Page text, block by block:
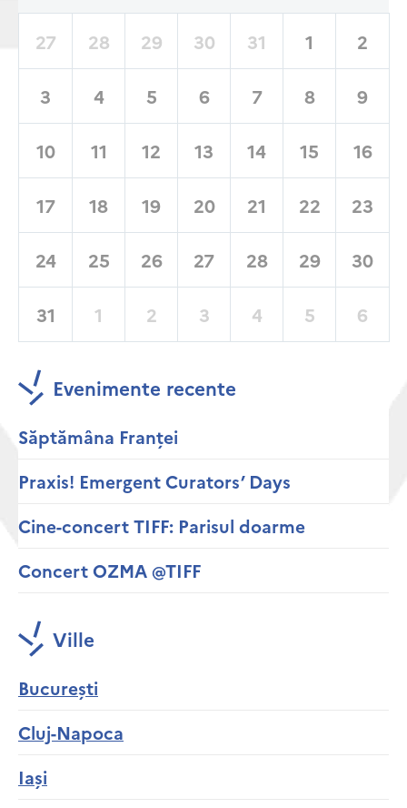
27 28 29 30 31 1 2
3 4 5 6 7 8 9
10 11 12 13 14 15 16
17 18 19 20 21 22 23
24 25 26 27 28 29 30
31 1 2 3 4 5 6
Evenimente recente
Săptămâna Franței
Praxis! Emergent Curators’ Days
Cine-concert TIFF: Parisul doarme
Concert OZMA @TIFF
Ville
București
Cluj-Napoca
Iași